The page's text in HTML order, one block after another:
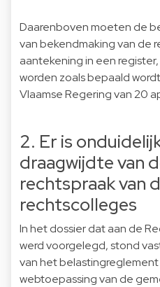
Daarenboven moeten de
van bekendmaking van de
aantekening in een
worden zoals bepaald
Vlaamse Regering van 20
2. Er is
draagwijdte van
rechtspraak van
rechtscolleges
In het dossier dat aan de
werd voorgelegd, stond
van het belastingreglement
webtoepassing van de